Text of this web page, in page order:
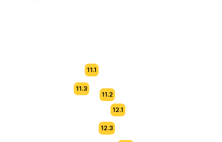
11.3
11.1
11.2
12.1
12.3